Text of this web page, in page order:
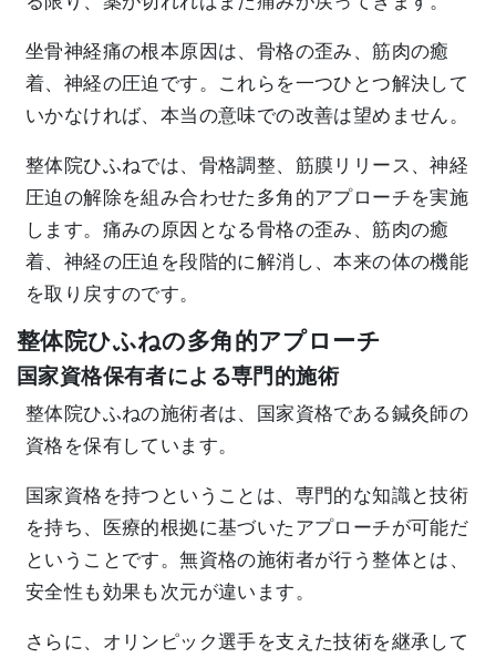
坐骨神経痛の根本原因は、骨格の歪み、筋肉の癒
着、神経の圧迫です。これらを一つひとつ解決して
いかなければ、本当の意味での改善は望めません。
整体院ひふねでは、骨格調整、筋膜リリース、神経
圧迫の解除を組み合わせた多角的アプローチを実施
します。痛みの原因となる骨格の歪み、筋肉の癒
着、神経の圧迫を段階的に解消し、本来の体の機能
を取り戻すのです。
整体院ひふねの多角的アプローチ
国家資格保有者による専門的施術
整体院ひふねの施術者は、国家資格である鍼灸師の
資格を保有しています。
国家資格を持つということは、専門的な知識と技術
を持ち、医療的根拠に基づいたアプローチが可能だ
ということです。無資格の施術者が行う整体とは、
安全性も効果も次元が違います。
さらに、オリンピック選手を支えた技術を継承して